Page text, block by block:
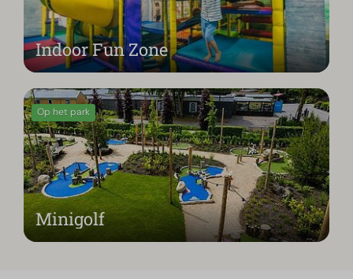
Indoor Fun Zone
Op het park
Minigolf